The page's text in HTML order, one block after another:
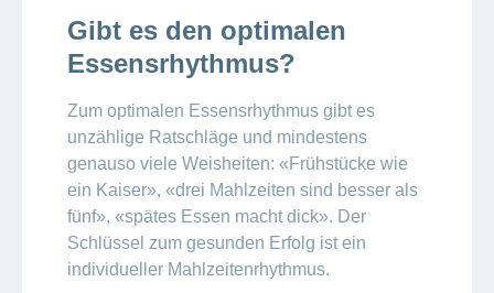
Gibt es den optimalen
Essensrhythmus?
Zum optimalen Essensrhythmus gibt es
unzählige Ratschläge und mindestens
genauso viele Weisheiten: «Frühstücke wie
ein Kaiser», «drei Mahlzeiten sind besser als
fünf», «spätes Essen macht dick». Der
Schlüssel zum gesunden Erfolg ist ein
individueller Mahlzeitenrhythmus.